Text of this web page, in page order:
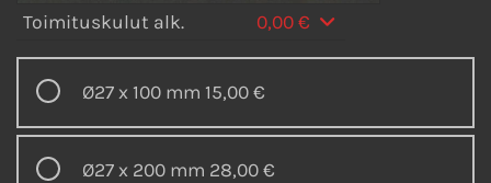
Toimituskulut alk. 0,00 €
Ø27 x 100 mm 15,00 €
Ø27 x 200 mm 28,00 €